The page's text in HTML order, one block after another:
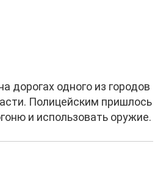
дорогах одного из городов
Полицейским пришлось
и использовать оружие.